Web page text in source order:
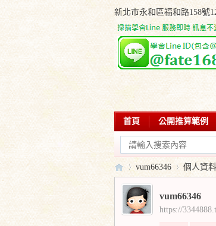
新北市永和區福和路158號
首頁 公開推算範例
學會部落專欄
實›
vum66346 個人資料
vum66346
https://